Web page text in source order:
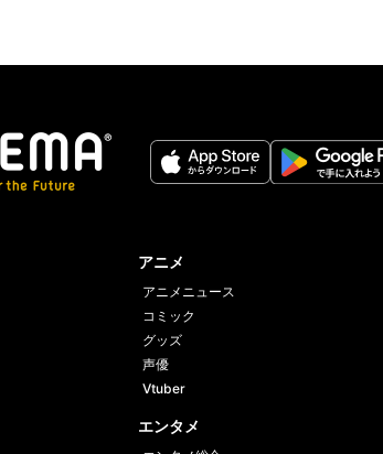
アニメ
アニメニュース
コミック
グッズ
声優
Vtuber
エンタメ